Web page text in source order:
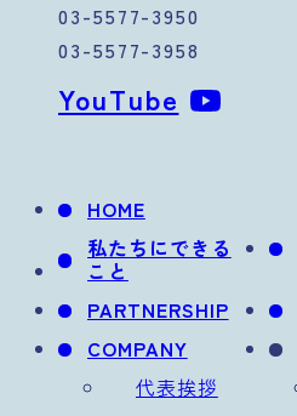
03-5577-3950
03-5577-3958
YouTube
HOME
私たちにできる
こと
PARTNERSHIP
COMPANY
代表挨拶